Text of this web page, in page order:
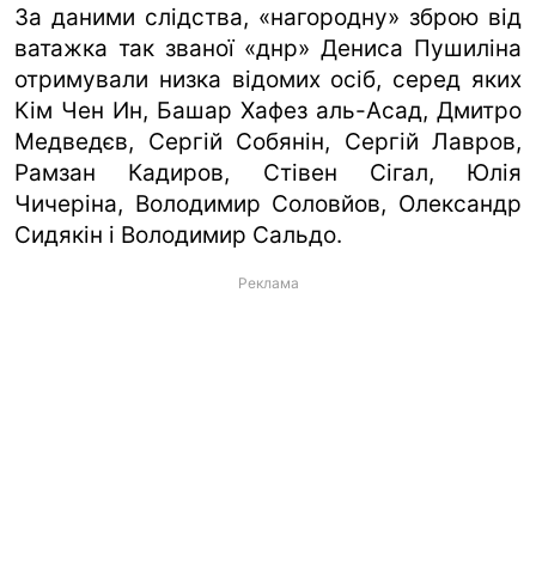
За даними слідства, «нагородну» зброю від
ватажка так званої «днр» Дениса Пушиліна
отримували низка відомих осіб, серед яких
Кім Чен Ин, Башар Хафез аль-Асад, Дмитро
Медведєв, Сергій Собянін, Сергій Лавров,
Рамзан Кадиров, Стівен Сігал, Юлія
Чичеріна, Володимир Соловйов, Олександр
Сидякін і Володимир Сальдо.
Реклама